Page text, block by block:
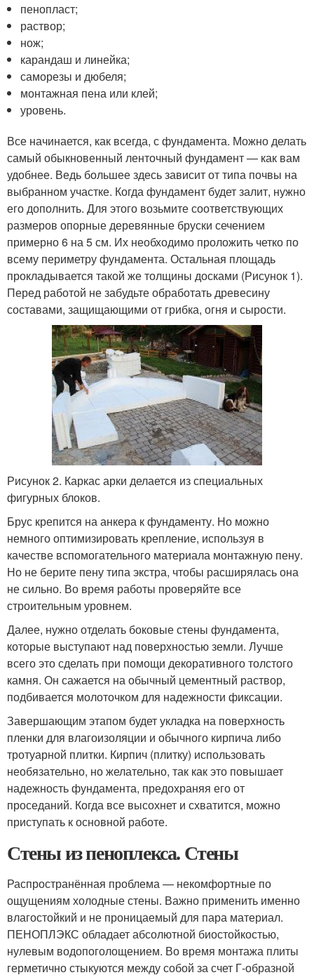
пенопласт;
раствор;
нож;
карандаш и линейка;
саморезы и дюбеля;
монтажная пена или клей;
уровень.
Все начинается, как всегда, с фундамента. Можно делать
самый обыкновенный ленточный фундамент — как вам
удобнее. Ведь большее здесь зависит от типа почвы на
выбранном участке. Когда фундамент будет залит, нужно
его дополнить. Для этого возьмите соответствующих
размеров опорные деревянные бруски сечением
примерно 6 на 5 см. Их необходимо проложить четко по
всему периметру фундамента. Остальная площадь
прокладывается такой же толщины досками (Рисунок 1).
Перед работой не забудьте обработать древесину
составами, защищающими от грибка, огня и сырости.
Рисунок 2. Каркас арки делается из специальных
фигурных блоков.
Брус крепится на анкера к фундаменту. Но можно
немного оптимизировать крепление, используя в
качестве вспомогательного материала монтажную пену.
Но не берите пену типа экстра, чтобы расширялась она
не сильно. Во время работы проверяйте все
строительным уровнем.
Далее, нужно отделать боковые стены фундамента,
которые выступают над поверхностью земли. Лучше
всего это сделать при помощи декоративного толстого
камня. Он сажается на обычный цементный раствор,
подбивается молоточком для надежности фиксации.
Завершающим этапом будет укладка на поверхность
пленки для влагоизоляции и обычного кирпича либо
тротуарной плитки. Кирпич (плитку) использовать
необязательно, но желательно, так как это повышает
надежность фундамента, предохраняя его от
проседаний. Когда все высохнет и схватится, можно
приступать к основной работе.
Стены из пеноплекса. Стены
Распространённая проблема — некомфортные по
ощущениям холодные стены. Важно применить именно
влагостойкий и не проницаемый для пара материал.
ПЕНОПЛЭКС обладает абсолютной биостойкостью,
нулевым водопоголощением. Во время монтажа плиты
герметично стыкуются между собой за счет Г-образной